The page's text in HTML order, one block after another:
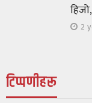
2
टिप्पणीहरू